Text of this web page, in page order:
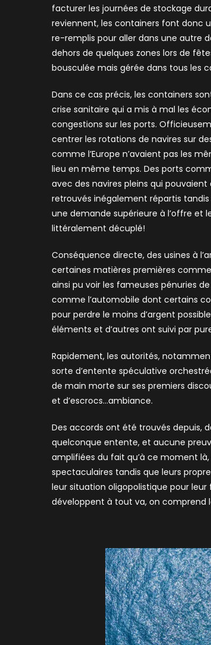
facturer les journées de stockage
reviennent, les containers font donc
re-remplis pour aller dans une autre
dehors de quelques zones lors de
bousculée mais gérée dans tous les
Dans ce cas précis, les containers
crise sanitaire qui a mis à mal les
congestions sur les ports.
centrer les rotations de navires sur
comme l’Europe n’avaient pas les
lieu en même temps. Des ports
avec des navires pleins qui
retrouvés inégalement répartis tandis
une demande supérieure à l’offre
littéralement décuplé!
Conséquence directe, des usines à
certaines matières premières
ainsi pu voir les fameuses pénuries
comme l’automobile dont certains
pour perdre le moins d’argent
éléments et d’autres ont suivi par
Rapidement, les autorités,
sorte d’entente spéculative
de main morte sur ses premiers
et d’escrocs…ambiance.
Des accords ont été trouvés depuis,
quelconque entente, et aucune
amplifiées du fait qu’à ce moment
spectaculaires tandis que leurs
leur situation oligopolistique pour
développent à tout va, on comprend